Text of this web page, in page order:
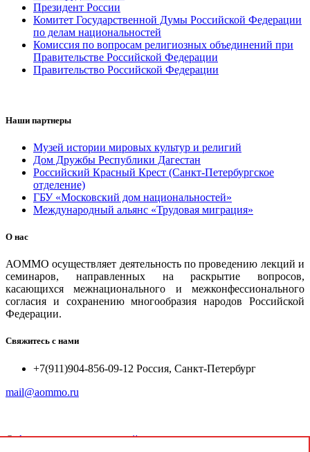
Президент России
Комитет Государственной Думы Российской Федерации
по делам национальностей
Комиссия по вопросам религиозных объединений при
Правительстве Российской Федерации
Правительство Российской Федерации
Наши партнеры
Музей истории мировых культур и религий
Дом Дружбы Республики Дагестан
Российский Красный Крест (Санкт-Петербургское
отделение)
ГБУ «Московский дом национальностей»
Международный альянс «Трудовая миграция»
О нас
АОММО осуществляет деятельность по проведению лекций и
семинаров, направленных на раскрытие вопросов,
касающихся межнационального и межконфессионального
согласия и сохранению многообразия народов Российской
Федерации.
Свяжитесь с нами
+7(911)904-856-09-12 Россия, Санкт-Петербург
mail@aommo.ru
© Ассоциация организаций по реализации национальных